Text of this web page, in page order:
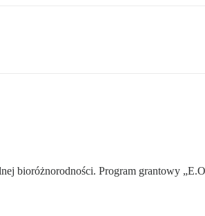
bioróżnorodności. Program grantowy